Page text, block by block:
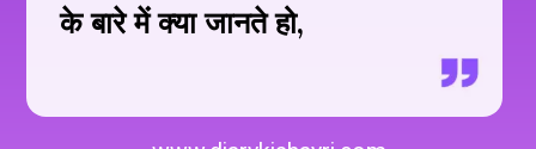
के बारे में क्या जानते हो,